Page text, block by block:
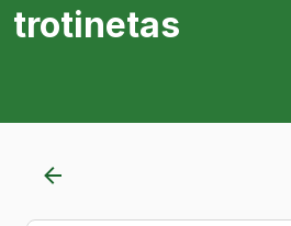
trotinetas